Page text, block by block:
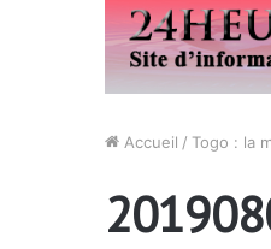
Accueil / Togo : la